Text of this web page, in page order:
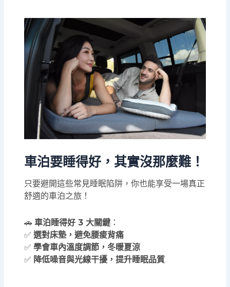
車泊要睡得好，其實沒那麼難！
只要避開這些常見睡眠陷阱，你也能享受一場真正
舒適的車泊之旅！
🚗車泊睡得好 3 大關鍵 ：
✅選對床墊，避免腰痠背痛
✅學會車內溫度調節，冬暖夏涼
✅ 降低噪音與光線干擾，提升睡眠品質